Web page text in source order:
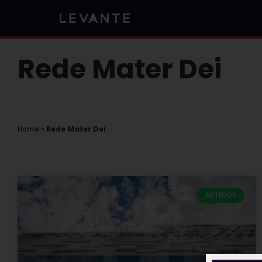
Rede Mater Dei
Home » Rede Mater Dei
ARTIGOS